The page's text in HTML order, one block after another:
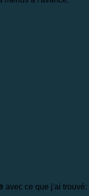
avec ce que j'ai trouvé: